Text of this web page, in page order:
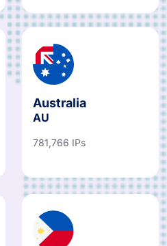
Australia
AU
781,766 IPs